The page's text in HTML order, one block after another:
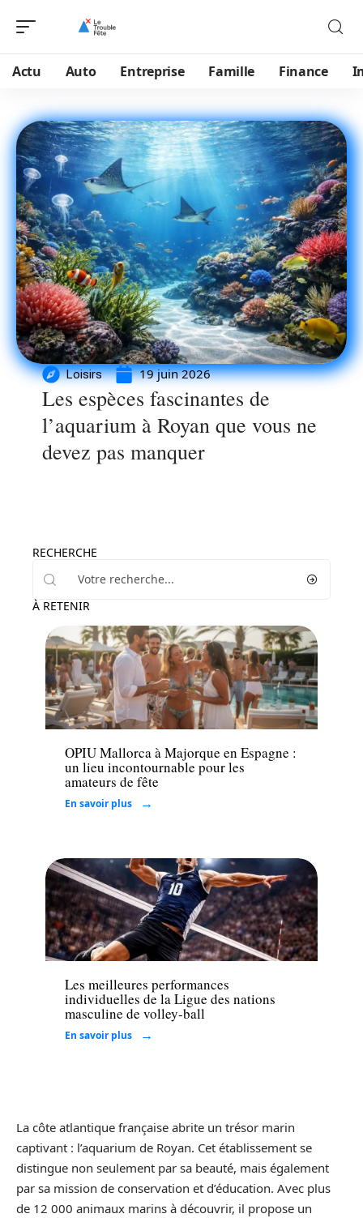
Actu Auto Entreprise Famille Finance
Loisirs 19 juin 2026
Les espèces fascinantes de
l’aquarium à Royan que vous ne
devez pas manquer
RECHERCHE
À RETENIR
Loisirs
OPIU Mallorca à Majorque en Espagne :
un lieu incontournable pour les
amateurs de fête
En savoir plus
Loisirs
Les meilleures performances
individuelles de la Ligue des nations
masculine de volley-ball
En savoir plus
La côte atlantique française abrite un trésor marin
captivant : l’aquarium de Royan. Cet établissement se
distingue non seulement par sa beauté, mais également
par sa mission de conservation et d’éducation. Avec plus
de 12 000 animaux marins à découvrir, il propose un